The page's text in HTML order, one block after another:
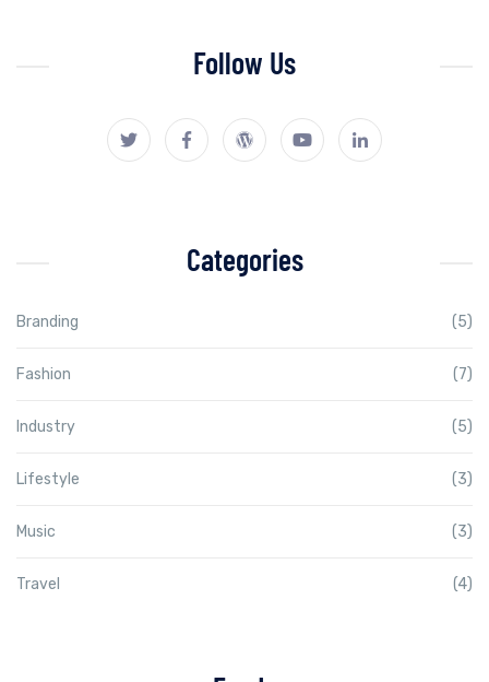
Follow Us
Categories
Branding (5)
Fashion (7)
Industry (5)
Lifestyle (3)
Music (3)
Travel (4)